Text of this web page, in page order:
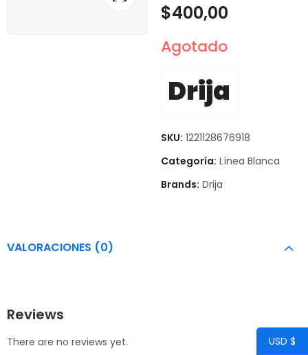
SERIES
$400,00
Agotado
Drija
SKU: 1221128676918
Categoría: Línea Blanca
Brands: Drija
VALORACIONES (0)
Reviews
There are no reviews yet. USD $